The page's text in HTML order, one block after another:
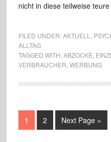
nicht in diese teilweise
FILED UNDER:AKTUELL
ALLTAG
TAGGED WITH:ABZOCKE
VERBRAUCHER WERBUNG
1 2 Next Page »